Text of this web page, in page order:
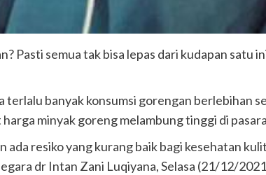
Pasti semua tak bisa lepas dari kudapan satu
banyak konsumsi gorengan berlebihan
minyak goreng melambung tinggi di
resiko yang kurang baik bagi kesehatan
dr Intan Zani Luqiyana, Selasa (21/12/